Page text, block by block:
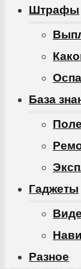
Штрафы
База
Гаджеты
Разное